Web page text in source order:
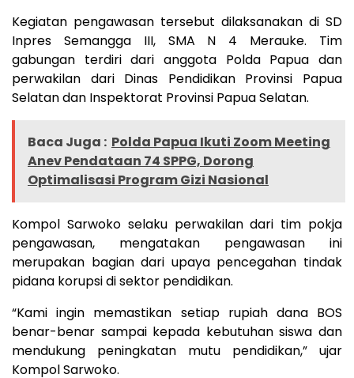
Kegiatan pengawasan tersebut dilaksanakan di SD
Inpres Semangga III, SMA N 4 Merauke. Tim
gabungan terdiri dari anggota Polda Papua dan
perwakilan dari Dinas Pendidikan Provinsi Papua
Selatan dan Inspektorat Provinsi Papua Selatan.
Baca Juga : Polda Papua Ikuti Zoom Meeting
Anev Pendataan 74 SPPG, Dorong
Optimalisasi Program Gizi Nasional
Kompol Sarwoko selaku perwakilan dari tim pokja
pengawasan, mengatakan pengawasan ini
merupakan bagian dari upaya pencegahan tindak
pidana korupsi di sektor pendidikan.
“Kami ingin memastikan setiap rupiah dana BOS
benar-benar sampai kepada kebutuhan siswa dan
mendukung peningkatan mutu pendidikan,” ujar
Kompol Sarwoko.